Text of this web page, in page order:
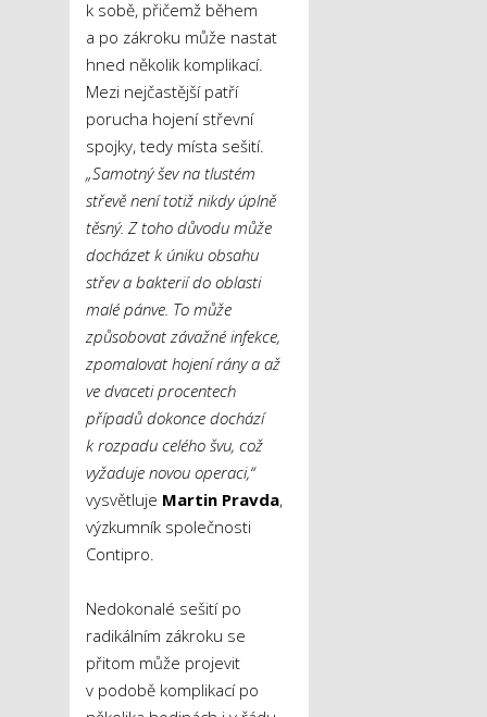
k sobě, přičemž během
a po zákroku může nastat
hned několik komplikací.
Mezi nejčastější patří
porucha hojení střevní
spojky, tedy místa sešití.
„Samotný šev na tlustém
střevě není totiž nikdy úplně
těsný. Z toho důvodu může
docházet k úniku obsahu
střev a bakterií do oblasti
malé pánve. To může
způsobovat závažné infekce,
zpomalovat hojení rány a až
ve dvaceti procentech
případů dokonce dochází
k rozpadu celého švu, což
vyžaduje novou operaci,“
vysvětluje Martin Pravda,
výzkumník společnosti
Contipro.
Nedokonalé sešití po
radikálním zákroku se
přitom může projevit
v podobě komplikací po